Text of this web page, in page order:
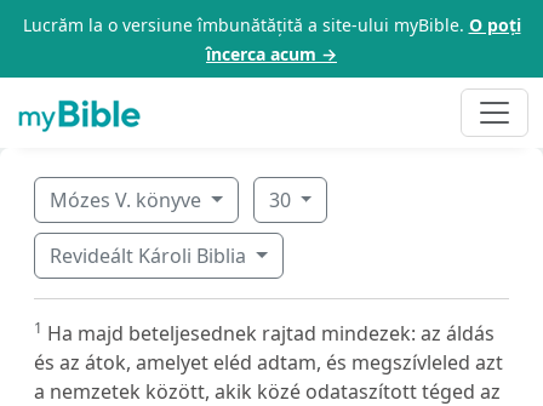
Lucrăm la o versiune îmbunătățită a site-ului myBible. O poți
încerca acum →
Mózes V. könyve 30
Revideált Károli Biblia
1 Ha majd beteljesednek rajtad mindezek: az áldás
és az átok, amelyet eléd adtam, és megszívleled azt
a nemzetek között, akik közé odataszított téged az